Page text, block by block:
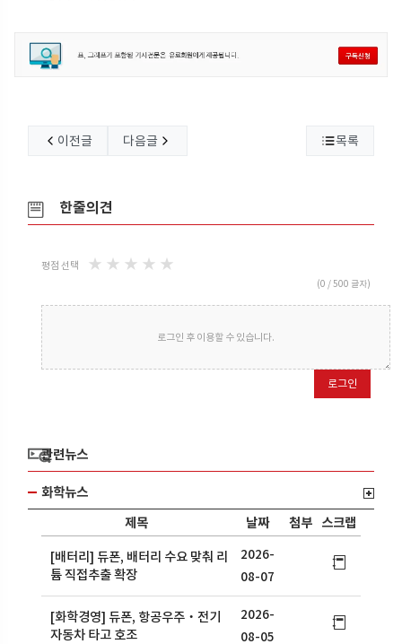
러와 미수금 3억달러, Arclin의 지분 중 16%에 해당하
는 비지배 보통주 지분을 확보하게 된다. 지분 가치는
본사를 두고 있으며 캐나다, 영국, 미국에 총 18개의 생
제약, 전자 등 다양한 사업 분야에 소재를 공급하며 주
요 생산제품은 요소(Urea), 멜라민(Melamin
이전글 다음글 목록
한줄의견
평점 선택 ★ ★ ★ ★ ★
(0 / 500 글자)
로그인 후 이용할 수 있습니다.
로그인
관련뉴스
화학뉴스
제목
날짜 첨부 스크랩
[배터리] 듀폰, 배터리 수요 맞춰 리
튬 직접추출 확장
2026-
08-07
[화학경영] 듀폰, 항공우주‧전기
자동차 타고 호조
2026-
08-05